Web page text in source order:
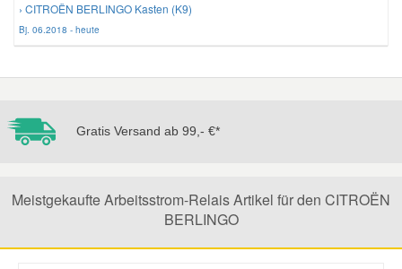
› CITROËN BERLINGO Kasten (K9)
Bj. 06.2018 - heute
Gratis Versand ab 99,- €*
Meistgekaufte Arbeitsstrom-Relais Artikel für den CITROËN
BERLINGO
Mazda Ersatzteile
Mini Ersatzteile